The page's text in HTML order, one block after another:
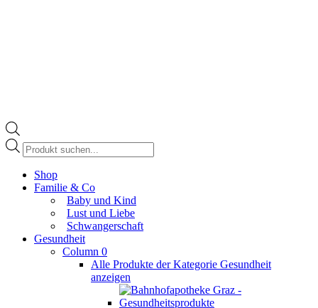
Products
search
page
opens
Shop
Familie & Co
Baby und Kind
Lust und Liebe
Schwangerschaft
Gesundheit
Column 0
Alle Produkte der Kategorie Gesundheit
anzeigen